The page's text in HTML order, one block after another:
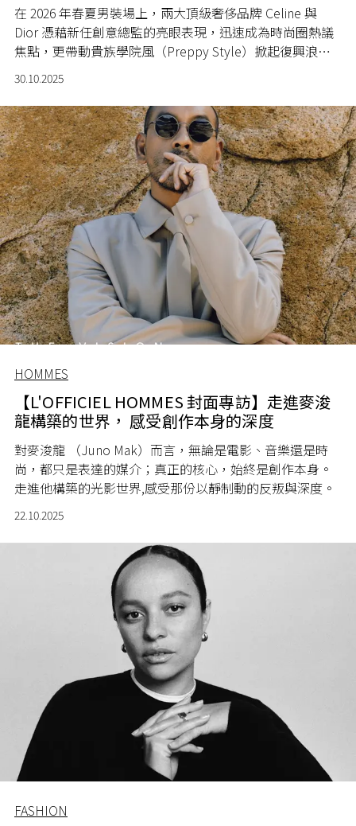
在 2026 年春夏男裝場上，兩大頂級奢侈品牌 Celine 與
Dior 憑藉新任創意總監的亮眼表現，迅速成為時尚圈熱議
焦點，更帶動貴族學院風（Preppy Style）掀起復興浪
潮，讓這股經典風格再度回到大眾視線。
30.10.2025
HOMMES
【L'OFFICIEL HOMMES 封面專訪】走進麥浚
龍構築的世界， 感受創作本身的深度
對麥浚龍 （Juno Mak）而言，無論是電影、音樂還是時
尚，都只是表達的媒介；真正的核心，始終是創作本身。
走進他構築的光影世界,感受那份以靜制動的反叛與深度。
22.10.2025
FASHION